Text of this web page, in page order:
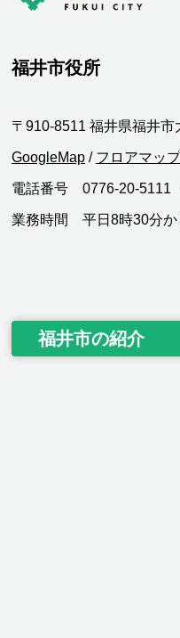
福井市役所
〒910-8511 福井県福井
GoogleMap / フロアマップ
電話番号 0776-20-5111
業務時間 平日8時30分か
福井市の紹介